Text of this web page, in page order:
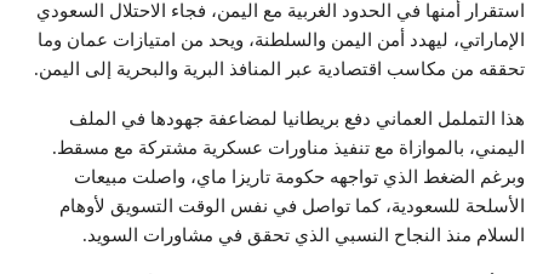
استقرار أمنها في الحدود الغربية مع اليمن، فجاء الاحتلال السعودي
الإماراتي، ليهدد أمن اليمن والسلطنة، ويحد من امتيازات عمان وما
تحققه من مكاسب اقتصادية عبر المنافذ البرية والبحرية إلى اليمن.
هذا التململ العماني دفع بريطانيا لمضاعفة جهودها في الملف
اليمني، بالموازاة مع تنفيذ مناورات عسكرية مشتركة مع مسقط.
وبرغم الضغط الذي تواجهه حكومة تاريزا ماي، واصلت مبيعات
الأسلحة للسعودية، كما تواصل في نفس الوقت التسويق لأوهام
السلام منذ النجاح النسبي الذي تحقق في مشاورات السويد.